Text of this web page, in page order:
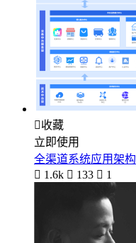
收藏
立即使用
全渠道系统应用架构
 1.6k  133  1